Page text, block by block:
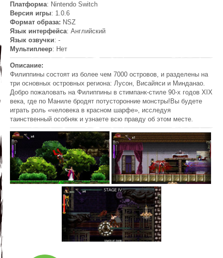
Платформа: Nintendo Switch
Версия игры: 1.0.6
Формат образа: NSZ
Язык интерфейса: Английский
Язык озвучки: -
Мультиплеер: Нет
Описание:
Филиппины состоят из более чем 7000 островов, и разделены на
три основных островных региона: Лусон, Висайяси и Минданао.
Добро пожаловать на Филиппины в стимпанк-стиле 90-х годов XIX
века, где по Маниле бродят потусторонние монстры!Вы будете
играть роль «человека в красном шарфе», исследуя
таинственный особняк и узнаете всю правду об этом месте.